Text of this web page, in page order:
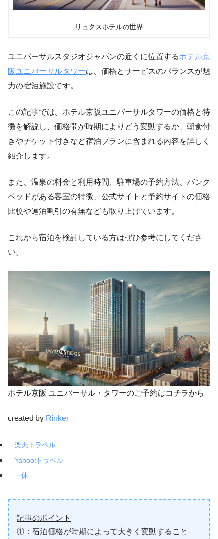
リュクスホテルの世界
ユニバーサルスタジオジャパンの近くに位置するホテル京
阪ユニバーサルタワーは、価格とサービスのバランスが魅
力の宿泊施設です。
この記事では、ホテル京阪ユニバーサルタワーの価格と特
徴を解説し、価格帯が時期によりどう変動するか、朝食付
きやチケット付きなど宿泊プランに含まれる内容を詳しく
紹介します。
また、温泉の料金と利用時間、駐車場の予約方法、バンク
ベッドがある客室の特徴、公式サイトと予約サイトの価格
比較や連泊割引の有無なども取り上げています。
これから宿泊を検討している方はぜひ参考にしてくださ
い。
ホテル京阪 ユニバーサル・タワーのご予約はコチラから
created by Rinker
楽天トラベル
Yahoo!トラベル
一休
記事のポイント
①：宿泊価格が時期によって大きく変動すること